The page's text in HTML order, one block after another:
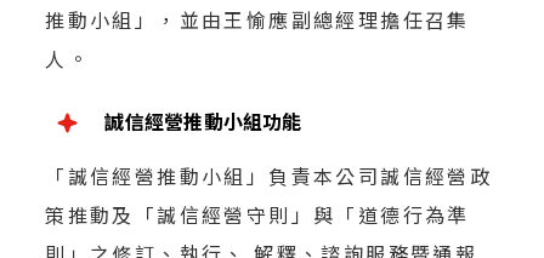
推動小組」，並由王愉應副總經理擔任召集
人。
誠信經營推動小組功能
「誠信經營推動小組」負責本公司誠信經營政
策推動及「誠信經營守則」與「道德行為準